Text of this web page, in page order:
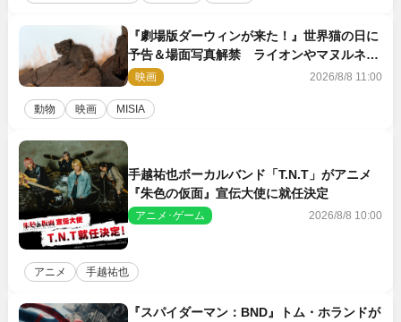
『劇場版ダーウィンが来た！』世界猫の日に
予告＆場面写真解禁 ライオンやマヌルネコ
の赤ちゃんが大集合
映画 2026/8/8 11:00
動物 映画 MISIA
手越祐也ボーカルバンド「T.N.T」がアニメ
『朱色の仮面』宣伝大使に就任決定
アニメ･ゲーム 2026/8/8 10:00
アニメ 手越祐也
『スパイダーマン：BND』トム・ホランドが